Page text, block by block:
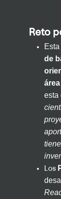
Reto
de
esta
Los